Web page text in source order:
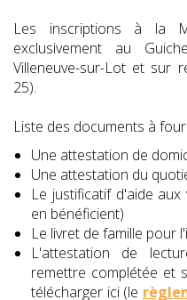
Les inscriptions à la
exclusivement au
Villeneuve-sur-Lot et sur
25).
Liste des documents à
Une attestation de
Une attestation du
Le justificatif d'aide
en bénéficient)
Le livret de famille pour
L'attestation de
remettre complétée et
télécharger ici (le